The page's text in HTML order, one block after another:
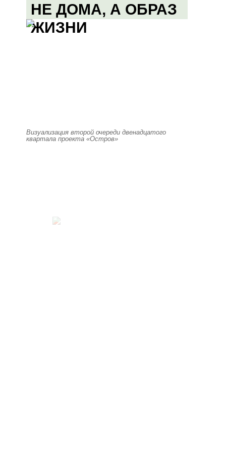
НЕ ДОМА, А ОБРАЗ
ЖИЗНИ
Визуализация второй очереди двенадцатого
квартала проекта «Остров»